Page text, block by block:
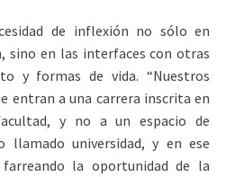
de inflexión no sólo en
sino en las interfaces con otras
y formas de vida. “Nuestros
entran a una carrera inscrita en
y no a un espacio de
llamado universidad, y en ese
la oportunidad de la